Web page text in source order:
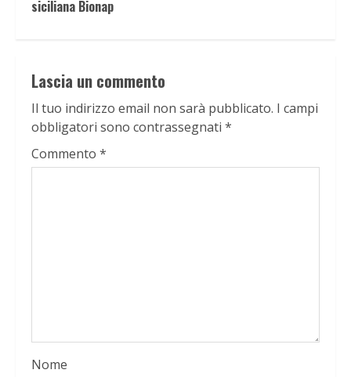
siciliana Bionap
Lascia un commento
Il tuo indirizzo email non sarà pubblicato. I campi
obbligatori sono contrassegnati *
Commento *
Nome